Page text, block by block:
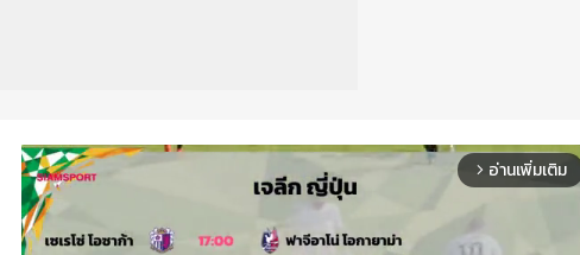
arrow_forward_ios อ่านเพิ่มเติม